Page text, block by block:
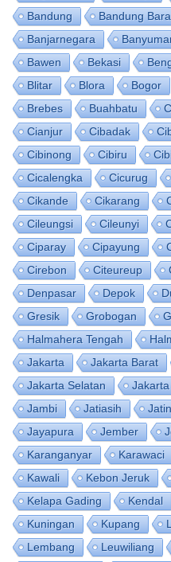
Bandung
Bandung
Banjarnegara
Bawen
Bekasi
Blitar
Blora Bogor
Brebes
Buahbatu
Cianjur
Cibadak
Cibinong
Cibiru
Cicalengka
Cicurug
Cikande
Cikarang
Cileungsi
Cileunyi
Ciparay
Cipayung
Cirebon
Citeureup
Denpasar
Depok
Gresik
Grobogan
Halmahera Tengah
Jakarta
Jakarta Barat
Jakarta Selatan
Jambi
Jatiasih
Jayapura
Jember
Karanganyar
Karawaci
Kawali
Kebon Jeruk
Kelapa Gading
Kendal
Kuningan
Kupang
Lembang
Leuwiliang